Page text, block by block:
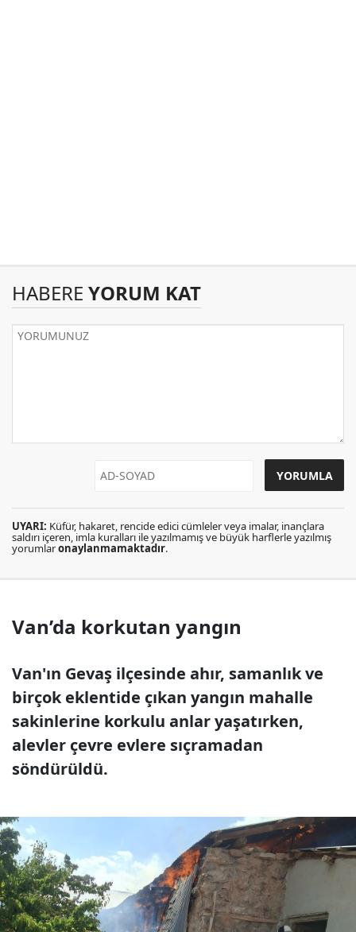
HABERE YORUM KAT
UYARI: Küfür, hakaret, rencide edici cümleler veya imalar, inançlara
saldırı içeren, imla kuralları ile yazılmamış ve büyük harflerle yazılmış
yorumlaronaylanmamaktadır.
Van’da korkutan yangın
Van'ın Gevaş ilçesinde ahır, samanlık ve
birçok eklentide çıkan yangın mahalle
sakinlerine korkulu anlar yaşatırken,
alevler çevre evlere sıçramadan
söndürüldü.